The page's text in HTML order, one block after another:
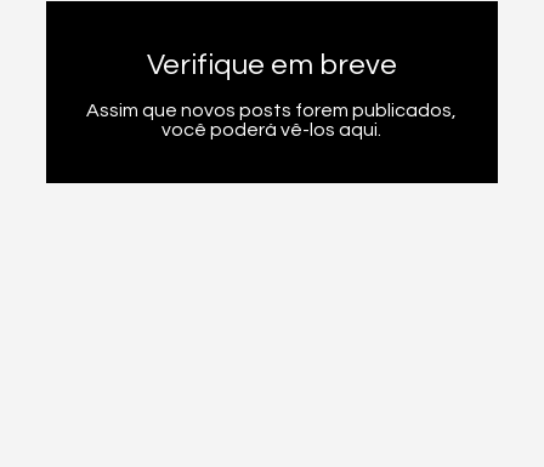
Verifique em breve
Assim que novos posts forem publicados,
você poderá vê-los aqui.